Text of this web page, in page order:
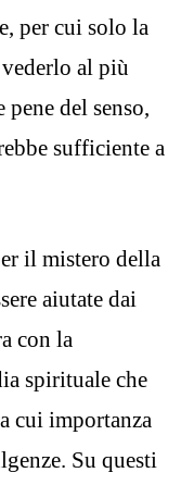
per cui solo la
al più
del senso,
sufficiente a
il mistero della
aiutate dai
con la
spirituale che
cui importanza
Su questi